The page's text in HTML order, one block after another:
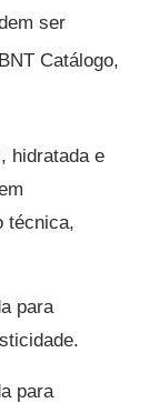
ser
Catálogo,
hidratada e
técnica,
para
para